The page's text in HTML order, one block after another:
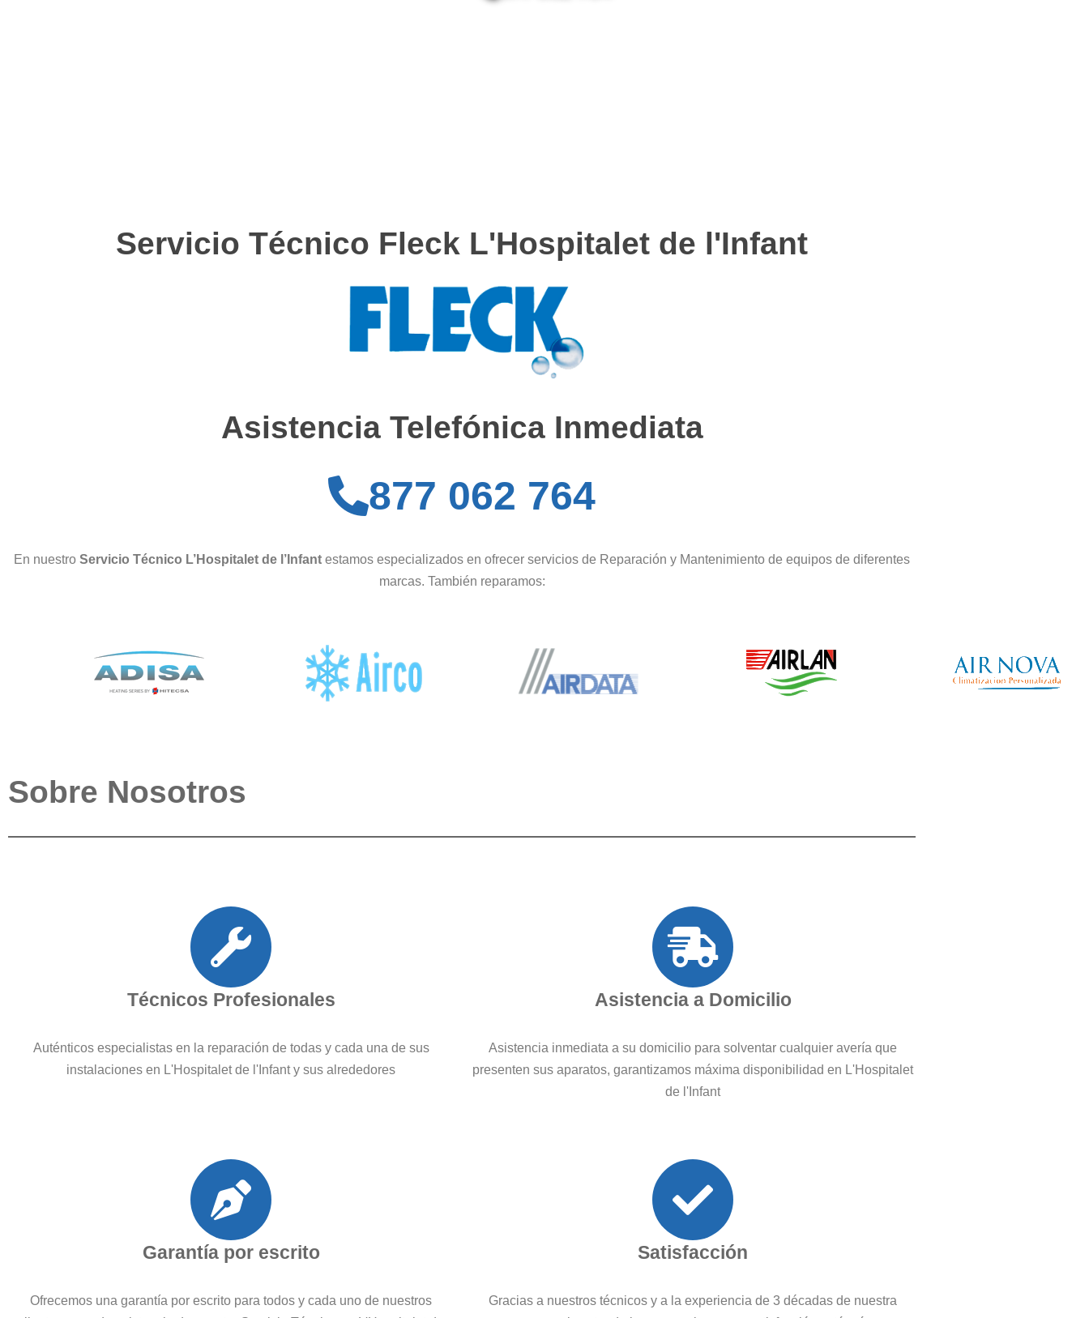
Servicio Técnico Fleck L'Hospitalet de l'Infant
Asistencia Telefónica Inmediata
877 062 764
En nuestro Servicio Técnico L’Hospitalet de l’Infant estamos especializados en ofrecer servicios de Reparación y Mantenimiento de equipos de diferentes
marcas. También reparamos:
Sobre Nosotros
Técnicos Profesionales
Auténticos especialistas en la reparación de todas y cada una de sus
instalaciones en L'Hospitalet de l'Infant y sus alrededores
Asistencia a Domicilio
Asistencia inmediata a su domicilio para solventar cualquier avería que
presenten sus aparatos, garantizamos máxima disponibilidad en L'Hospitalet
de l'Infant
Garantía por escrito
Ofrecemos una garantía por escrito para todos y cada uno de nuestros
Satisfacción
Gracias a nuestros técnicos y a la experiencia de 3 décadas de nuestra